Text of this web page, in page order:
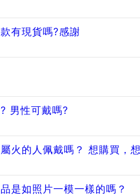
有現貨嗎?感謝
男性可戴嗎?
火的人佩戴嗎？ 想購買，
是如照片一模一樣的嗎？